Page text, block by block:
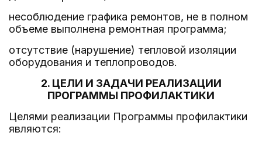
несоблюдение графика ремонтов, не в полном
объеме выполнена ремонтная программа;
отсутствие (нарушение) тепловой изоляции
оборудования и теплопроводов.
2. ЦЕЛИ И ЗАДАЧИ РЕАЛИЗАЦИИ
ПРОГРАММЫ ПРОФИЛАКТИКИ
Целями реализации Программы профилактики
являются: